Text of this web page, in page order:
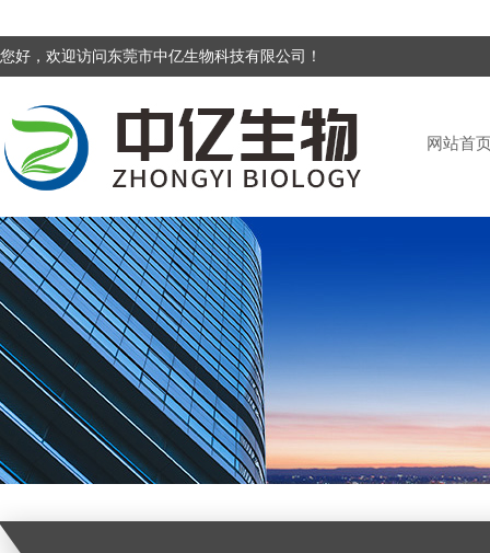
您好，欢迎访问东莞市中亿生物科技有限公司！
网站首